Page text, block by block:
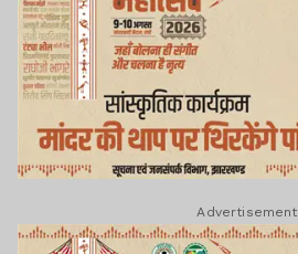
Advertisement